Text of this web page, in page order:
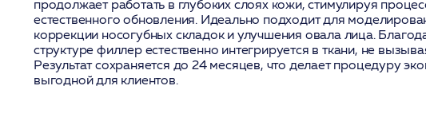
продолжает работать в глубоких слоях кожи, стимулируя
естественного обновления. Идеально подходит для
коррекции носогубных складок и улучшения овала лица.
структуре филлер естественно интегрируется в ткани, не
Результат сохраняется до 24 месяцев, что делает процедуру
выгодной для клиентов.